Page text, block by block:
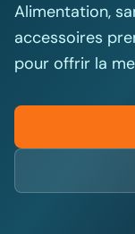
Alimentation,
accessoires
pour offrir la